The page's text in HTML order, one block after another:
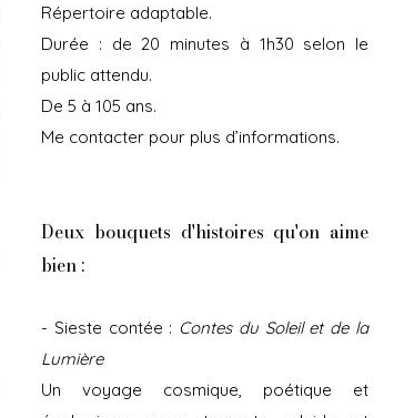
Répertoire adaptable.
Durée : de 20 minutes à 1h30 selon le
public attendu.
De 5 à 105 ans.
Me contacter pour plus d’informations.
Deux bouquets d'histoires qu'on aime
bien :
- Sieste contée : Contes du Soleil et de la
Lumière
Un voyage cosmique, poétique et